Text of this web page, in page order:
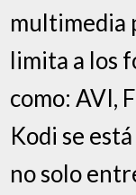
multimedia
limita a los
como: AVI,
Kodi se
no solo